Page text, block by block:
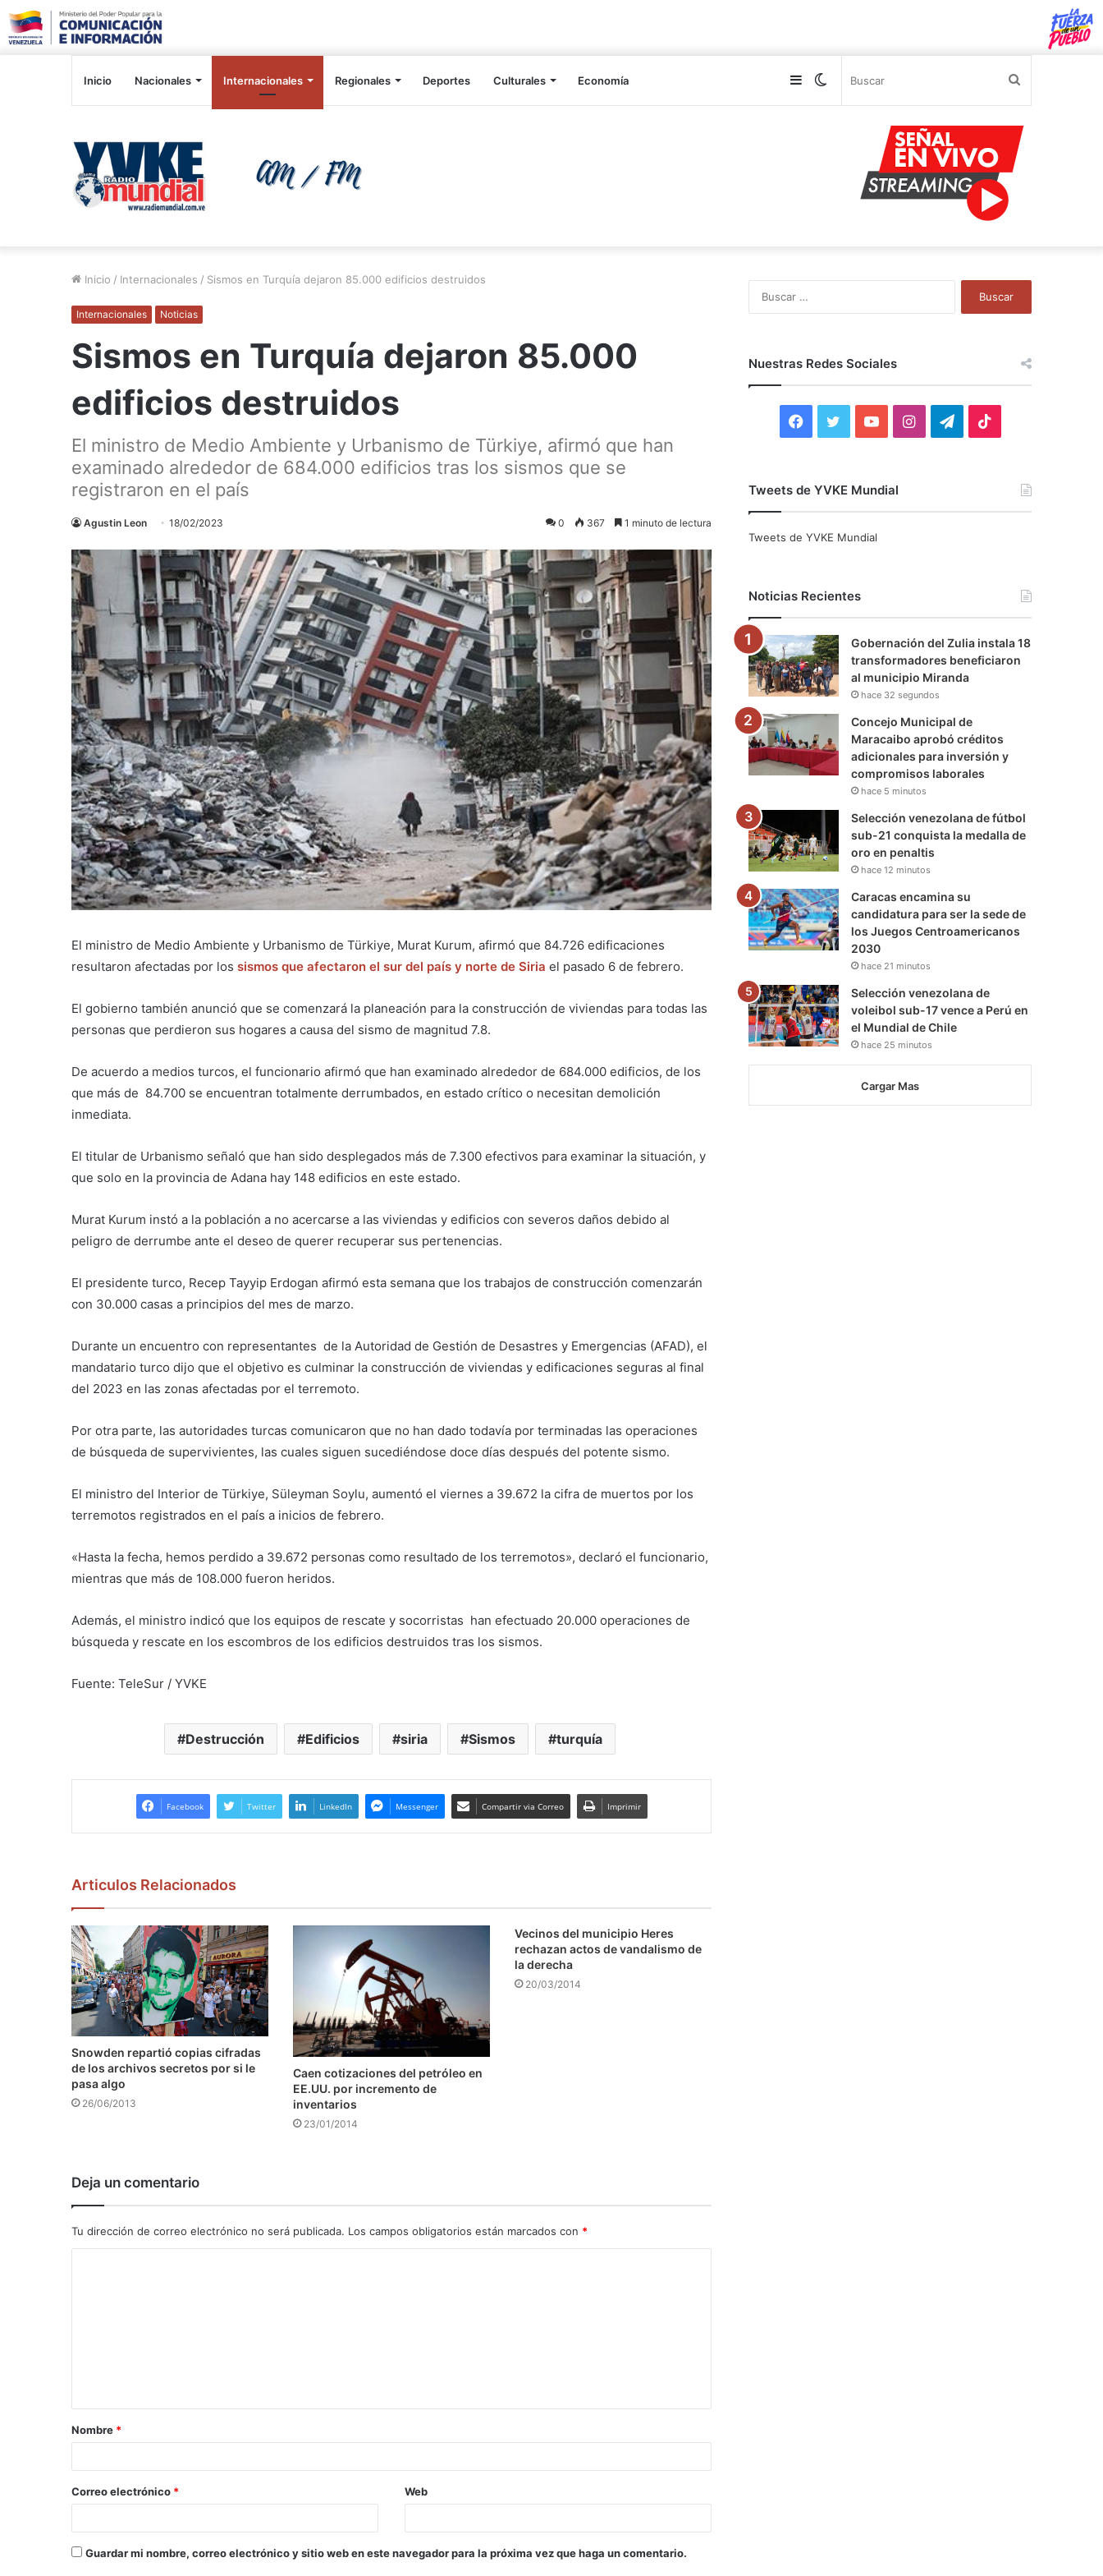
Inicio Nacionales Internacionales Regionales Deportes Culturales Economía Switch
Sidebar
Inicio / Internacionales / Sismos en Turquía dejaron 85.000 edificios destruidos
Internacionales Noticias
Sismos en Turquía dejaron 85.000
edificios destruidos
El ministro de Medio Ambiente y Urbanismo de Türkiye, afirmó que han
examinado alrededor de 684.000 edificios tras los sismos que se
registraron en el país
Agustin Leon 18/02/2023 0 367 1 minuto de lectura
El ministro de Medio Ambiente y Urbanismo de Türkiye, Murat Kurum, afirmó que 84.726 edificaciones
resultaron afectadas por los sismos que afectaron el sur del país y norte de Siria el pasado 6 de febrero.
El gobierno también anunció que se comenzará la planeación para la construcción de viviendas para todas las
personas que perdieron sus hogares a causa del sismo de magnitud 7.8.
De acuerdo a medios turcos, el funcionario afirmó que han examinado alrededor de 684.000 edificios, de los
que más de 84.700 se encuentran totalmente derrumbados, en estado crítico o necesitan demolición
inmediata.
El titular de Urbanismo señaló que han sido desplegados más de 7.300 efectivos para examinar la situación, y
que solo en la provincia de Adana hay 148 edificios en este estado.
Murat Kurum instó a la población a no acercarse a las viviendas y edificios con severos daños debido al
peligro de derrumbe ante el deseo de querer recuperar sus pertenencias.
El presidente turco, Recep Tayyip Erdogan afirmó esta semana que los trabajos de construcción comenzarán
con 30.000 casas a principios del mes de marzo.
Durante un encuentro con representantes de la Autoridad de Gestión de Desastres y Emergencias (AFAD), el
mandatario turco dijo que el objetivo es culminar la construcción de viviendas y edificaciones seguras al final
del 2023 en las zonas afectadas por el terremoto.
Por otra parte, las autoridades turcas comunicaron que no han dado todavía por terminadas las operaciones
de búsqueda de supervivientes, las cuales siguen sucediéndose doce días después del potente sismo.
El ministro del Interior de Türkiye, Süleyman Soylu, aumentó el viernes a 39.672 la cifra de muertos por los
terremotos registrados en el país a inicios de febrero.
«Hasta la fecha, hemos perdido a 39.672 personas como resultado de los terremotos», declaró el funcionario,
mientras que más de 108.000 fueron heridos.
Además, el ministro indicó que los equipos de rescate y socorristas han efectuado 20.000 operaciones de
búsqueda y rescate en los escombros de los edificios destruidos tras los sismos.
Fuente: TeleSur / YVKE
Destrucción Edificios siria Sismos turquía
Facebook Twitter LinkedIn Messenger Compartir via Correo Imprimir
Articulos Relacionados
Snowden repartió copias cifradas
de los archivos secretos por si le
pasa algo
26/06/2013
Caen cotizaciones del petróleo en
EE.UU. por incremento de
inventarios
23/01/2014
Vecinos del municipio Heres
rechazan actos de vandalismo de
la derecha
20/03/2014
Deja un comentario
Tu dirección de correo electrónico no será publicada. Los campos obligatorios están marcados con *
a
r
*
Nombre *
Correo electrónico * Web
Guardar mi nombre, correo electrónico y sitio web en este navegador para la próxima vez que haga un comentario.
Nuestras Redes Sociales
F
c
o
k
i
r
Y
u
e
I
r
a
m
T
a
m
Tweets de YVKE Mundial
Tweets de YVKE Mundial
Noticias Recientes
Gobernación del Zulia instala 18
transformadores beneficiaron
al municipio Miranda
hace 32 segundos
Concejo Municipal de
Maracaibo aprobó créditos
adicionales para inversión y
compromisos laborales
hace 5 minutos
Selección venezolana de fútbol
sub-21 conquista la medalla de
oro en penaltis
hace 12 minutos
Caracas encamina su
candidatura para ser la sede de
los Juegos Centroamericanos
2030
hace 21 minutos
Selección venezolana de
voleibol sub-17 vence a Perú en
el Mundial de Chile
hace 25 minutos
Cargar Mas